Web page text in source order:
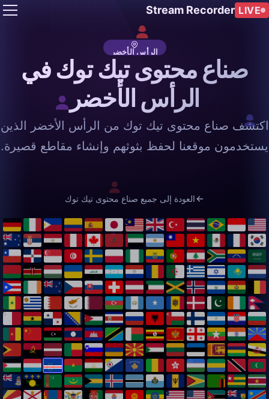
LIVE
Stream Recorder
الرأس الأخضر
صناع محتوى تيك توك في
الرأس الأخضر
اكتشف صناع محتوى تيك توك من الرأس الأخضر الذين
يستخدمون موقعنا لحفظ بثوثهم وإنشاء مقاطع قصيرة.
العودة إلى جميع صناع محتوى تيك توك